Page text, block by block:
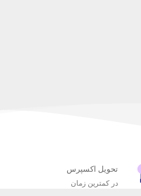
تحویل اکسپرس
در کمترین زمان